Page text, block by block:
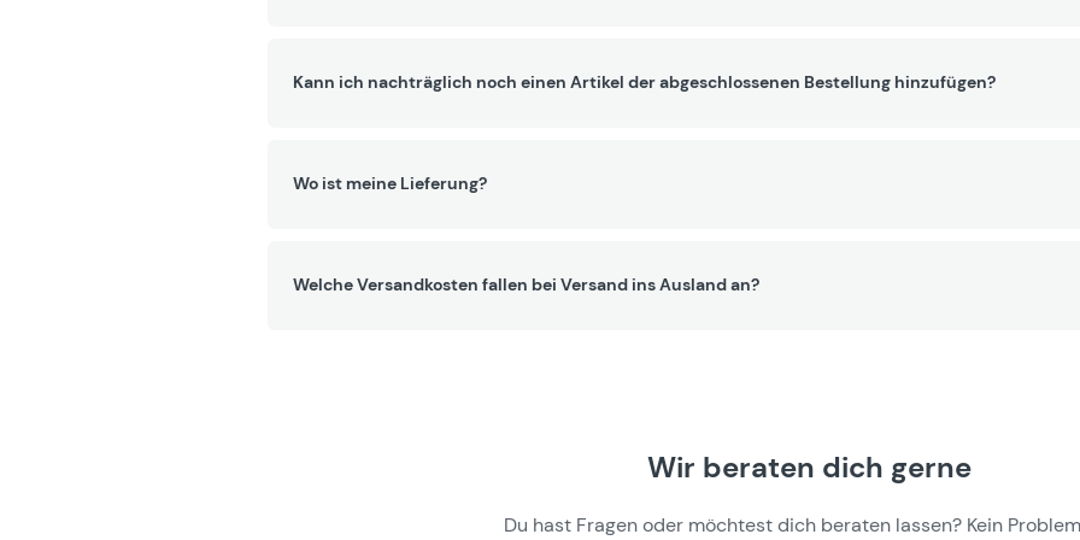
Kann ich nachträglich noch einen Artikel der abgeschlossenen Bestellung hinzufügen?
Wo ist meine Lieferung?
Welche Versandkosten fallen bei Versand ins Ausland an?
Wir beraten dich gerne
Du hast Fragen oder möchtest dich beraten lassen? Kein